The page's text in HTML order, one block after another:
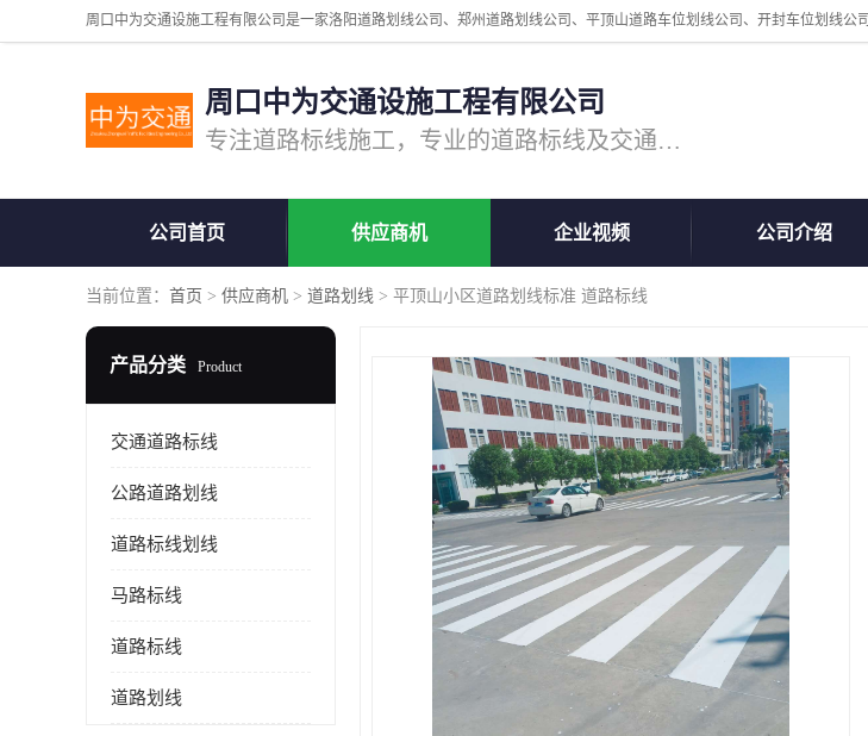
周口中为交通设施工程有限公司
专注道路标线施工，专业的道路标线及交通设施施工服务商!
公司首页 供应商机 企业视频 公司介绍
当前位置： 首页 > 供应商机 > 道路划线 > 平顶山小区道路划线标准 道路标线
产品分类 Product
交通道路标线
公路道路划线
道路标线划线
马路标线
道路标线
道路划线